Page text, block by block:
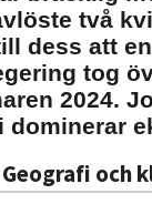
två
dess att
tog
2024.
Geografi och